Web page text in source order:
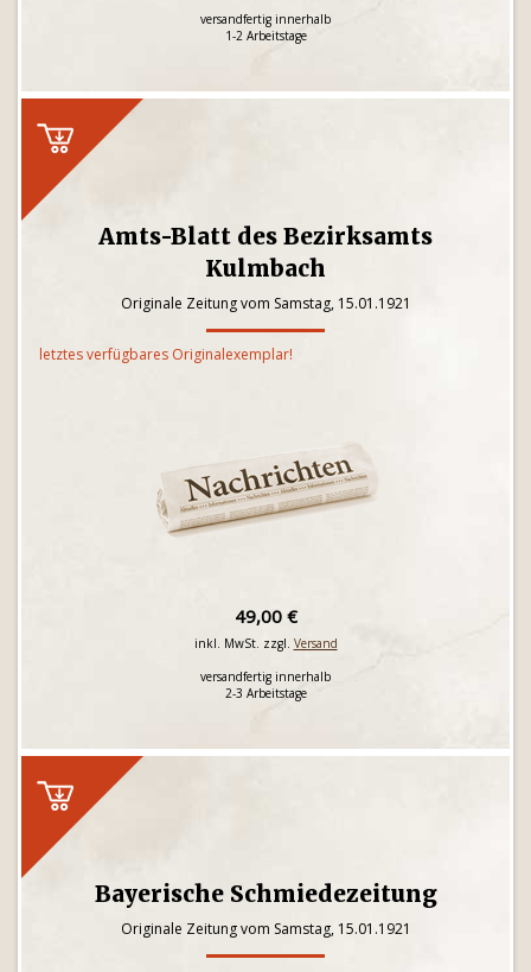
versandfertig innerhalb
1-2 Arbeitstage
Amts-Blatt des Bezirksamts
Kulmbach
Originale Zeitung vom Samstag, 15.01.1921
letztes verfügbares Originalexemplar!
49,00 €
inkl. MwSt. zzgl. Versand
versandfertig innerhalb
2-3 Arbeitstage
Bayerische Schmiedezeitung
Originale Zeitung vom Samstag, 15.01.1921